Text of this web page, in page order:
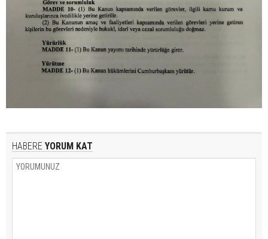
HABERE YORUM KAT